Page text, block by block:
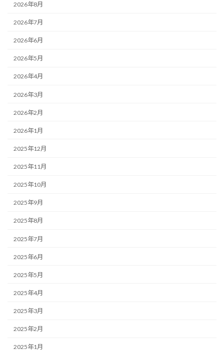
2026年8月
2026年7月
2026年6月
2026年5月
2026年4月
2026年3月
2026年2月
2026年1月
2025年12月
2025年11月
2025年10月
2025年9月
2025年8月
2025年7月
2025年6月
2025年5月
2025年4月
2025年3月
2025年2月
2025年1月